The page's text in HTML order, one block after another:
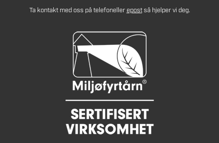
Ta kontakt med oss på telefonellerepostså hjelper vi deg.